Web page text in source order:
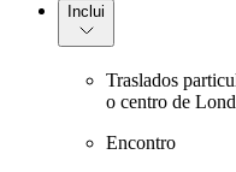
Inclui
Traslados
o centro de
Encontro